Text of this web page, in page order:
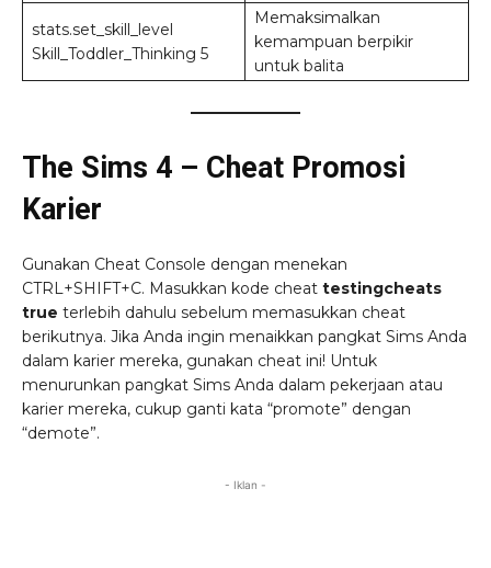
stats.set_skill_level
Skill_Toddler_Thinking 5
Memaksimalkan
kemampuan berpikir
untuk balita
The Sims 4 – Cheat Promosi
Karier
Gunakan Cheat Console dengan menekan
CTRL+SHIFT+C. Masukkan kode cheat testingcheats
true terlebih dahulu sebelum memasukkan cheat
berikutnya. Jika Anda ingin menaikkan pangkat Sims Anda
dalam karier mereka, gunakan cheat ini! Untuk
menurunkan pangkat Sims Anda dalam pekerjaan atau
karier mereka, cukup ganti kata “promote” dengan
“demote”.
- Iklan -